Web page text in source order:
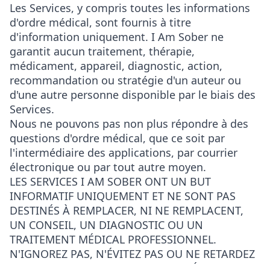
Les Services, y compris toutes les informations
d'ordre médical, sont fournis à titre
d'information uniquement. I Am Sober ne
garantit aucun traitement, thérapie,
médicament, appareil, diagnostic, action,
recommandation ou stratégie d'un auteur ou
d'une autre personne disponible par le biais des
Services.
Nous ne pouvons pas non plus répondre à des
questions d'ordre médical, que ce soit par
l'intermédiaire des applications, par courrier
électronique ou par tout autre moyen.
LES SERVICES I AM SOBER ONT UN BUT
INFORMATIF UNIQUEMENT ET NE SONT PAS
DESTINÉS À REMPLACER, NI NE REMPLACENT,
UN CONSEIL, UN DIAGNOSTIC OU UN
TRAITEMENT MÉDICAL PROFESSIONNEL.
N'IGNOREZ PAS, N'ÉVITEZ PAS OU NE RETARDEZ